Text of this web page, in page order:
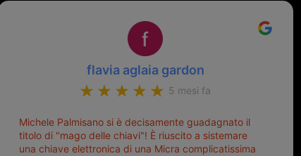
flavia aglaia gardon
5 mesi fa
Michele Palmisano si è decisamente guadagnato il
titolo di "mago delle chiavi"! È riuscito a sistemare
una chiave elettronica di una Micra complicatissima